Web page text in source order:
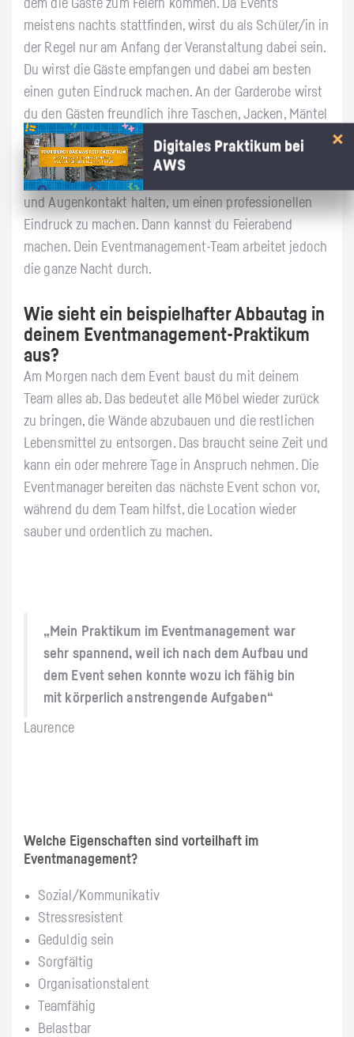
dem die Gäste zum Feiern kommen. Da Events
meistens nachts stattfinden, wirst du als Schüler/in in
der Regel nur am Anfang der Veranstaltung dabei sein.
Du wirst die Gäste empfangen und dabei am besten
einen guten Eindruck machen. An der Garderobe wirst
du den Gästen freundlich ihre Taschen, Jacken, Mäntel
usw. in der Garderobe aufhängen. Es könnte sein, dass
du dann als Kellner/in aushilfst und den Gästen ihr
Essen bringst. Dabei solltest du stets freundlich sein
und Augenkontakt halten, um einen professionellen
Eindruck zu machen. Dann kannst du Feierabend
machen. Dein Eventmanagement-Team arbeitet jedoch
die ganze Nacht durch.
Wie sieht ein beispielhafter Abbautag in
deinem Eventmanagement-Praktikum
aus?
Am Morgen nach dem Event baust du mit deinem
Team alles ab. Das bedeutet alle Möbel wieder zurück
zu bringen, die Wände abzubauen und die restlichen
Lebensmittel zu entsorgen. Das braucht seine Zeit und
kann ein oder mehrere Tage in Anspruch nehmen. Die
Eventmanager bereiten das nächste Event schon vor,
während du dem Team hilfst, die Location wieder
sauber und ordentlich zu machen.
„Mein Praktikum im Eventmanagement war
sehr spannend, weil ich nach dem Aufbau und
dem Event sehen konnte wozu ich fähig bin
mit körperlich anstrengende Aufgaben“
Laurence
Welche Eigenschaften sind vorteilhaft im
Eventmanagement?
Sozial/Kommunikativ
Stressresistent
Geduldig sein
Sorgfältig
Organisationstalent
Teamfähig
Belastbar
Digitales Praktikum bei
AWS